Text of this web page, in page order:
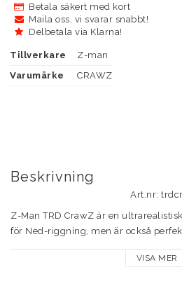
Betala säkert med kort
Maila oss, vi svarar snabbt!
Delbetala via Klarna!
Tillverkare
Z-man
Varumärke
CRAWZ
Beskrivning
Art.nr: trdcr
Z-Man TRD CrawZ är en
för Ned-riggning, men är också
presentation. Eftersom betet är VISA MER